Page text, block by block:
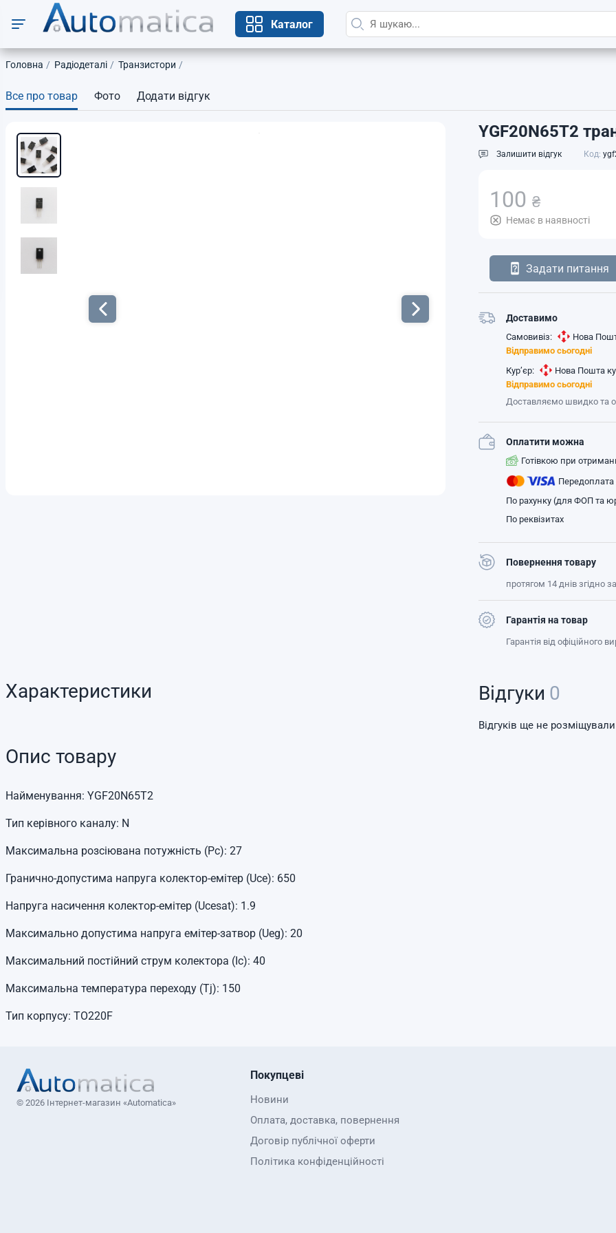
Каталог
Головна Радіодеталі Транзистори
Все про товар Фото Додати відгук
YGF20N65T2
Залишити відгук Код:
100 ₴
Немає в наявності
Задати питання
Доставимо
Самовивіз:
Нова
Відправимо сьогодні
Кур’єр:
Нова Пошта
Відправимо сьогодні
Доставляємо швидко та
Оплатити можна
Готівкою при
По рахунку (для ФОП та
По реквізитах
Повернення товару
протягом 14 днів згідно
Гарантія на товар
Гарантія від офіційного
Характеристики Відгуки 0
Відгуків ще не розміщували
Опис товару
Найменування: YGF20N65T2
Тип керівного каналу: N
Максимальна розсіювана потужність (Pc): 27
Гранично-допустима напруга колектор-емітер (Uce): 650
Напруга насичення колектор-емітер (Ucesat): 1.9
Максимально допустима напруга емітер-затвор (Ueg): 20
Максимальний постійний струм колектора (Ic): 40
Максимальна температура переходу (Tj): 150
Тип корпусу: TO220F
Покупцеві
Новини
Оплата, доставка, повернення
Договір публічної оферти
Політика конфіденційності
© 2026 Інтернет-магазин «Automatica»